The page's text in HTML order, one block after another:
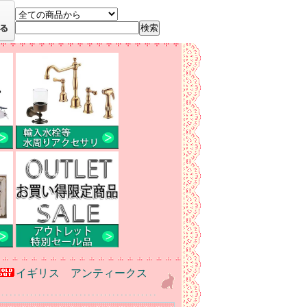
イギリス アンティークス